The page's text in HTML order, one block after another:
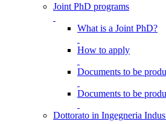
Joint PhD programs
What is a Joint PhD?
How to apply
Documents to be
Documents to be
Dottorato in Ingegneria